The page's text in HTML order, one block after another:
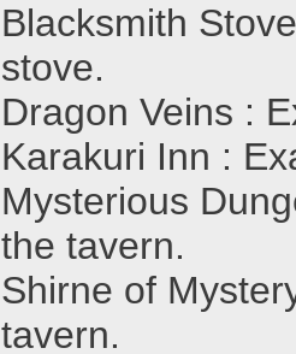
Blacksmith
stove.
Dragon Veins :
Karakuri Inn :
Mysterious
the tavern.
Shirne of
tavern.